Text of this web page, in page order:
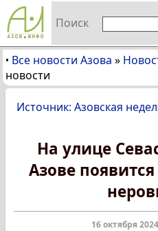
Поиск
• Все новости Азова »
новости
Источник: Азовская
На улице
Азове
16 октября